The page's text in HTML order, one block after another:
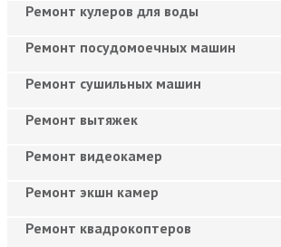
Ремонт кулеров для воды
Ремонт посудомоечных машин
Ремонт сушильных машин
Ремонт вытяжек
Ремонт видеокамер
Ремонт экшн камер
Ремонт квадрокоптеров